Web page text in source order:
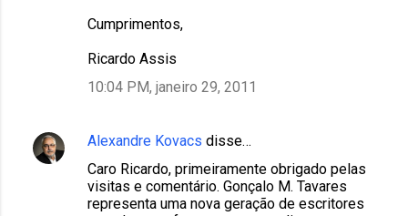
Cumprimentos,
Ricardo Assis
10:04 PM, janeiro 29, 2011
Alexandre Kovacs disse…
Caro Ricardo, primeiramente obrigado pelas
visitas e comentário. Gonçalo M. Tavares
representa uma nova geração de escritores